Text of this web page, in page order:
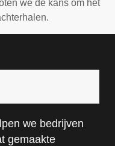
we de kans om het
we bedrijven
gemaakte